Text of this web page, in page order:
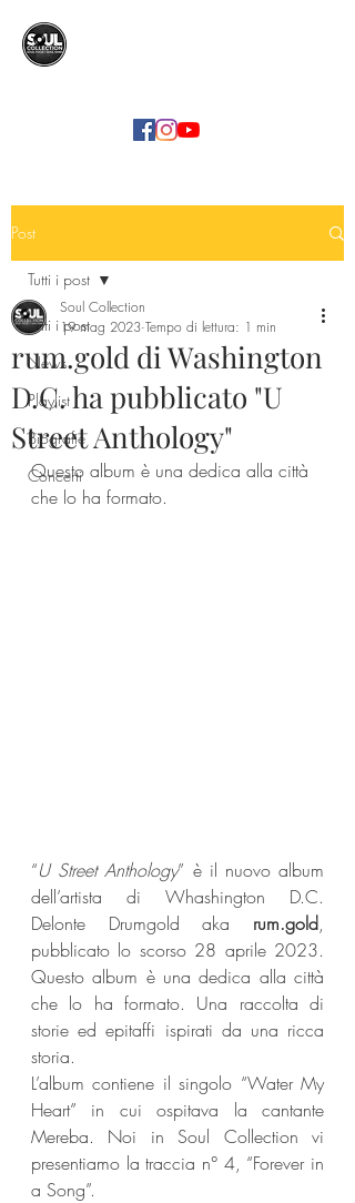
Post
Tutti i post
News
Playlist
Biografie
Concerti
Tutti i post
rum.gold di Washington
D.C. ha pubblicato "U
Street Anthology"
Soul Collection
19 mag 2023 Tempo di lettura: 1 min
Questo album è una dedica alla città
che lo ha formato.
“U Street Anthology” è il nuovo album
dell’artista di Whashington D.C.
Delonte Drumgold aka rum.gold,
pubblicato lo scorso 28 aprile 2023.
Questo album è una dedica alla città
che lo ha formato. Una raccolta di
storie ed epitaffi ispirati da una ricca
storia.
L’album contiene il singolo “Water My
Heart” in cui ospitava la cantante
Mereba. Noi in Soul Collection vi
presentiamo la traccia n° 4, “Forever in
a Song”.